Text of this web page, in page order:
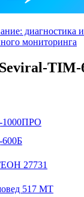
диагностика
мониторинга
27731
517 МТ